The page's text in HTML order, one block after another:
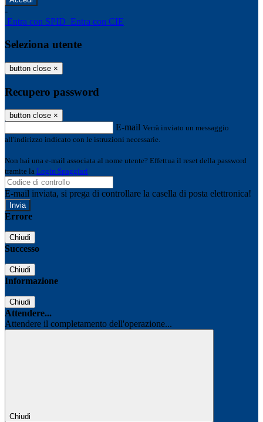
-
Entra con SPID Entra con CIE
Seleziona utente
button close ×
Recupero password
button close ×
E-mail Verrà inviato un messaggio
all'indirizzo indicato con le istruzioni necessarie.
Non hai una e-mail associata al nome utente? Effettua il reset della password
tramite la Login Spaggiari
E-mail inviata, si prega di controllare la casella di posta elettronica!
Errore
Chiudi
Successo
Chiudi
Informazione
Chiudi
Attendere...
Attendere il completamento dell'operazione...
Chiudi